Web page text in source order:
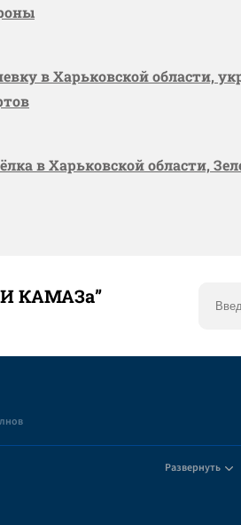
в Харьковской области,
в Харьковской области,
КАМАЗа”
Развернуть